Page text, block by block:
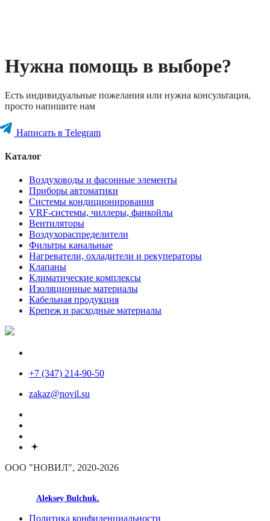
Нужна помощь в выборе?
Есть индивидуальные пожелания или нужна консультация,
просто напишите нам
Написать в Telegram
Каталог
Воздуховоды и фасонные элементы
Приборы автоматики
Системы кондиционирования
VRF-системы, чиллеры, фанкойлы
Вентиляторы
Воздухораспределители
Фильтры канальные
Нагреватели, охладители и рекуператоры
Клапаны
Климатические комплексы
Изоляционные материалы
Кабельная продукция
Крепеж и расходные материалы
+7 (347) 214-90-50
zakaz@novil.su
ООО "НОВИЛ", 2020-2026
Aleksey Bulchuk.
Политика конфиденциальности